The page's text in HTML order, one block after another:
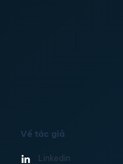
Về tác giả
Linkedin